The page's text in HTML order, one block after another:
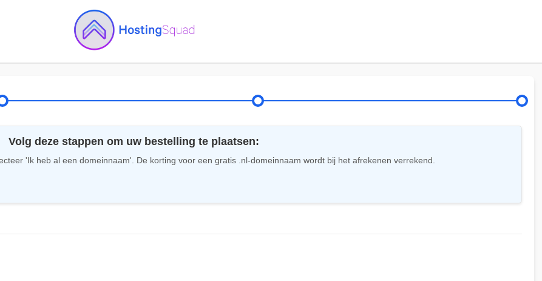
Volg deze stappen om uw bestelling te plaatsen:
'Ik heb al een domeinnaam'. De korting voor een gratis .nl-domeinnaam wordt bij het afrekenen verrekend.